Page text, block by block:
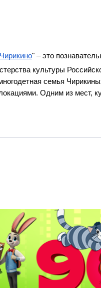
" – это
культуры
семья
Одним из мест,